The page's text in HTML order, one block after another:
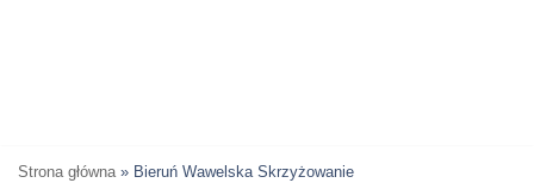
Strona główna » Bieruń Wawelska Skrzyżowanie